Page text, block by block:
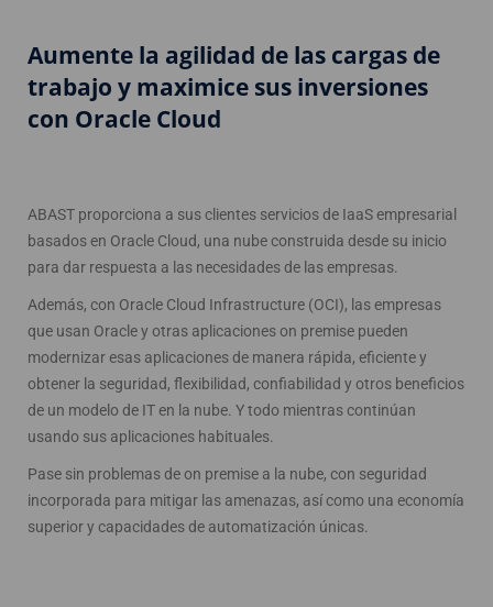
Aumente la agilidad de las cargas de
trabajo y maximice sus inversiones
con Oracle Cloud
ABAST proporciona a sus clientes servicios de IaaS empresarial
basados en Oracle Cloud, una nube construida desde su inicio
para dar respuesta a las necesidades de las empresas.
Además, con Oracle Cloud Infrastructure (OCI), las empresas
que usan Oracle y otras aplicaciones on premise pueden
modernizar esas aplicaciones de manera rápida, eficiente y
obtener la seguridad, flexibilidad, confiabilidad y otros beneficios
de un modelo de IT en la nube. Y todo mientras continúan
usando sus aplicaciones habituales.
Pase sin problemas de on premise a la nube, con seguridad
incorporada para mitigar las amenazas, así como una economía
superior y capacidades de automatización únicas.